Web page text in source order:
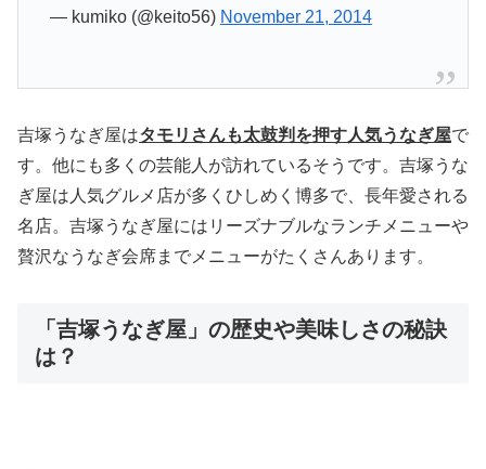
— kumiko (@keito56) November 21, 2014
吉塚うなぎ屋はタモリさんも太鼓判を押す人気うなぎ屋で
す。他にも多くの芸能人が訪れているそうです。吉塚うな
ぎ屋は人気グルメ店が多くひしめく博多で、長年愛される
名店。吉塚うなぎ屋にはリーズナブルなランチメニューや
贅沢なうなぎ会席までメニューがたくさんあります。
「吉塚うなぎ屋」の歴史や美味しさの秘訣
は？